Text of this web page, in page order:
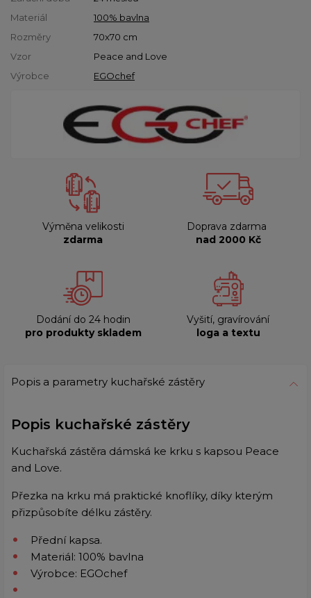
Materiál
100% bavlna
Rozměry
70x70 cm
Vzor
Peace and Love
Výrobce
EGOchef
Výměna velikosti
zdarma
Doprava zdarma
nad 2000 Kč
Dodání do 24 hodin
pro produkty skladem
Vyšití, gravírování
loga a textu
Popis a parametry kuchařské zástěry
Popis kuchařské zástěry
Kuchařská zástěra dámská ke krku s kapsou Peace
and Love.
Přezka na krku má praktické knoflíky, díky kterým
přizpůsobíte délku zástěry.
Přední kapsa.
Materiál: 100% bavlna
Výrobce: EGOchef